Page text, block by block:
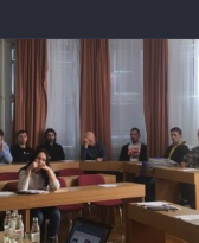
PRVE DVIJE SESIJE